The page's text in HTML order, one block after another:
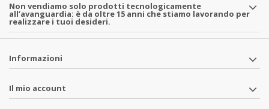
Non vendiamo solo prodotti tecnologicamente
all’avanguardia: è da oltre 15 anni che stiamo lavorando per
realizzare i tuoi desideri.
Informazioni
Il mio account